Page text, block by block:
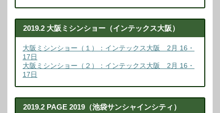
2019.2 大阪ミシンショー（インテックス大阪）
大阪ミシンショー（１）：インテックス大阪 2月 16・
17日
大阪ミシンショー（２）：インテックス大阪 2月 16・
17日
2019.2 PAGE 2019（池袋サンシャインシティ）